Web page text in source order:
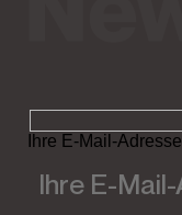
Ihre E-Mail-Adresse